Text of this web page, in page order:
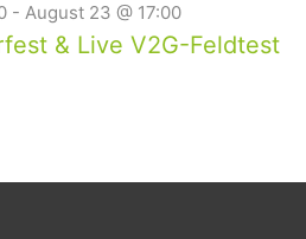
- August 23 @ 17:00
& Live V2G-Feldtest